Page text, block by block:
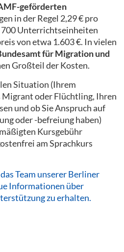
geförderten
in der Regel 2,29 € pro
Unterrichtseinheiten
von etwa 1.603 €. In vielen
für Migration und
Großteil der Kosten.
Situation (Ihrem
oder Flüchtling, Ihren
und ob Sie Anspruch auf
oder -befreiung haben)
Kursgebühr
am Sprachkurs
Team unserer Berliner
Informationen über
zu erhalten.